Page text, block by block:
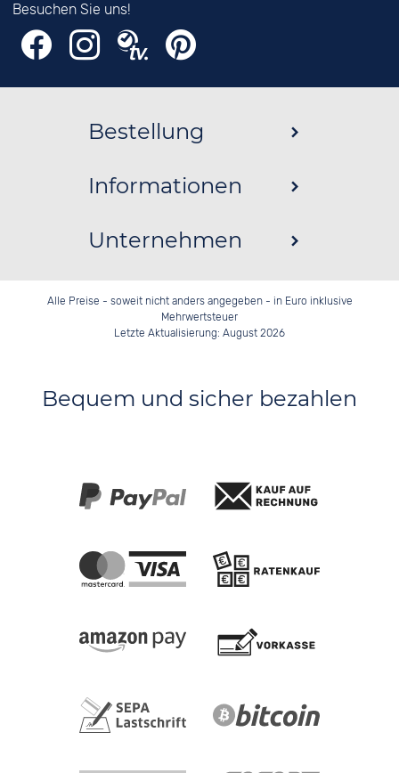
Besuchen Sie uns!
Bestellung
Informationen
Unternehmen
Alle Preise - soweit nicht anders angegeben - in Euro inklusive
Mehrwertsteuer
Letzte Aktualisierung: August 2026
Bequem und sicher bezahlen